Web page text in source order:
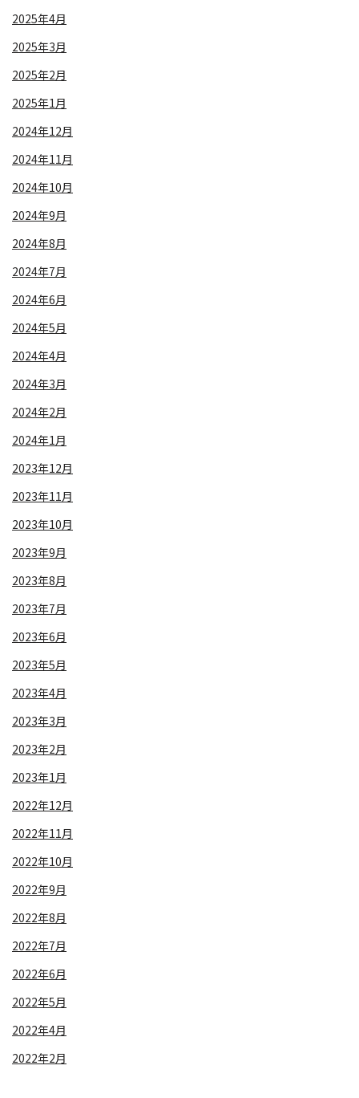
2025年4月
2025年3月
2025年2月
2025年1月
2024年12月
2024年11月
2024年10月
2024年9月
2024年8月
2024年7月
2024年6月
2024年5月
2024年4月
2024年3月
2024年2月
2024年1月
2023年12月
2023年11月
2023年10月
2023年9月
2023年8月
2023年7月
2023年6月
2023年5月
2023年4月
2023年3月
2023年2月
2023年1月
2022年12月
2022年11月
2022年10月
2022年9月
2022年8月
2022年7月
2022年6月
2022年5月
2022年4月
2022年2月